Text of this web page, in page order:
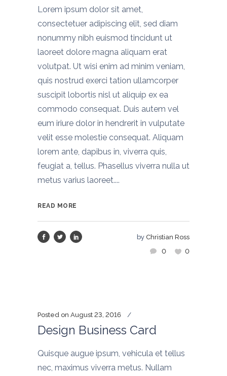
Lorem ipsum dolor sit amet,
consectetuer adipiscing elit, sed diam
nonummy nibh euismod tincidunt ut
laoreet dolore magna aliquam erat
volutpat. Ut wisi enim ad minim veniam,
quis nostrud exerci tation ullamcorper
suscipit lobortis nisl ut aliquip ex ea
commodo consequat. Duis autem vel
eum iriure dolor in hendrerit in vulputate
velit esse molestie consequat. Aliquam
lorem ante, dapibus in, viverra quis,
feugiat a, tellus. Phasellus viverra nulla ut
metus varius laoreet....
READ MORE
by Christian Ross
0
0
Posted on August 23, 2016
Design Business Card
Quisque augue ipsum, vehicula et tellus
nec, maximus viverra metus. Nullam